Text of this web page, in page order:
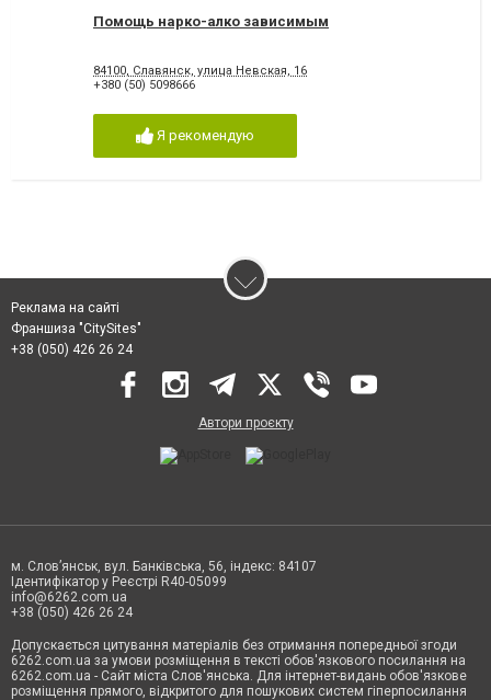
Помощь нарко-алко зависимым
84100, Славянск, улица Невская, 16
+380 (50) 5098666
Я рекомендую
Реклама на сайті
Франшиза "CitySites"
+38 (050) 426 26 24
Автори проєкту
м. Слов’янськ, вул. Банківська, 56, індекс: 84107
Ідентифікатор у Реєстрі R40-05099
info@6262.com.ua
+38 (050) 426 26 24
Допускається цитування матеріалів без отримання попередньої згоди
6262.com.ua за умови розміщення в тексті обов'язкового посилання на
6262.com.ua - Сайт міста Слов'янська. Для інтернет-видань обов'язкове
розміщення прямого, відкритого для пошукових систем гіперпосилання